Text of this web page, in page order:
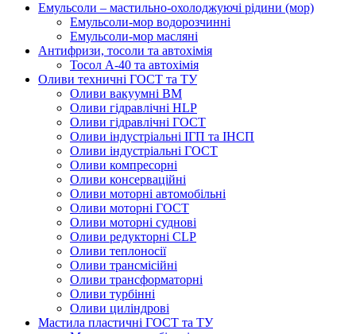
Емульсоли – мастильно-охолоджуючі рідини (мор)
Емульсоли-мор водорозчинні
Емульсоли-мор масляні
Антифризи, тосоли та автохімія
Тосол А-40 та автохімія
Оливи техничні ГОСТ та ТУ
Оливи вакуумні ВМ
Оливи гідравлічні HLP
Оливи гідравлічні ГОСТ
Оливи індустріальні ІГП та ІНСП
Оливи індустріальні ГОСТ
Оливи компресорні
Оливи консерваційні
Оливи моторні автомобільні
Оливи моторні ГОСТ
Оливи моторні суднові
Оливи редукторні CLP
Оливи теплоносії
Оливи трансмісійні
Оливи трансформаторні
Оливи турбінні
Оливи циліндрові
Мастила пластичні ГОСТ та ТУ